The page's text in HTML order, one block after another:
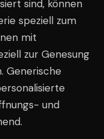
sind, können
speziell zum
mit
zur Genesung
Generische
und